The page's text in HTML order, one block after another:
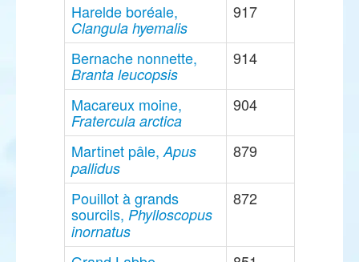
Harelde boréale,
Clangula hyemalis
917
Bernache nonnette,
Branta leucopsis
914
Macareux moine,
Fratercula arctica
904
Martinet pâle,Apus
pallidus
879
Pouillot à grands
sourcils, Phylloscopus
inornatus
872